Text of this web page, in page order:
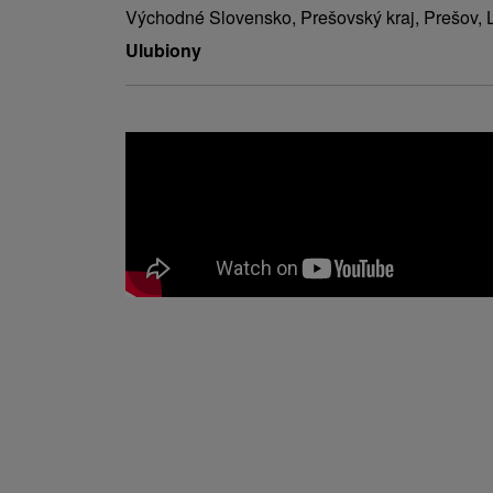
Východné Slovensko, Prešovský kraj, Prešov,
Ulubiony